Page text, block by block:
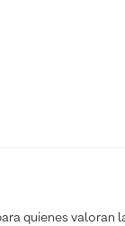
quienes